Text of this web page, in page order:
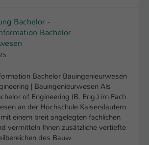
Bachelor -
Bachelor
Bachelor Bauingenieurwesen
| Bauingenieurwesen Als
of Engineering (B. Eng.) im Fach
an der Hochschule Kaiserslautern
einem breit angelegten fachlichen
vermitteln Ihnen zusätzliche vertiefte
des Bauw
Ihrer vorgenommen
falls der Webseiten-
dies eingestellt hat.
/ PHPSESSID
Woche
Cookie ist ein Standard-Session-